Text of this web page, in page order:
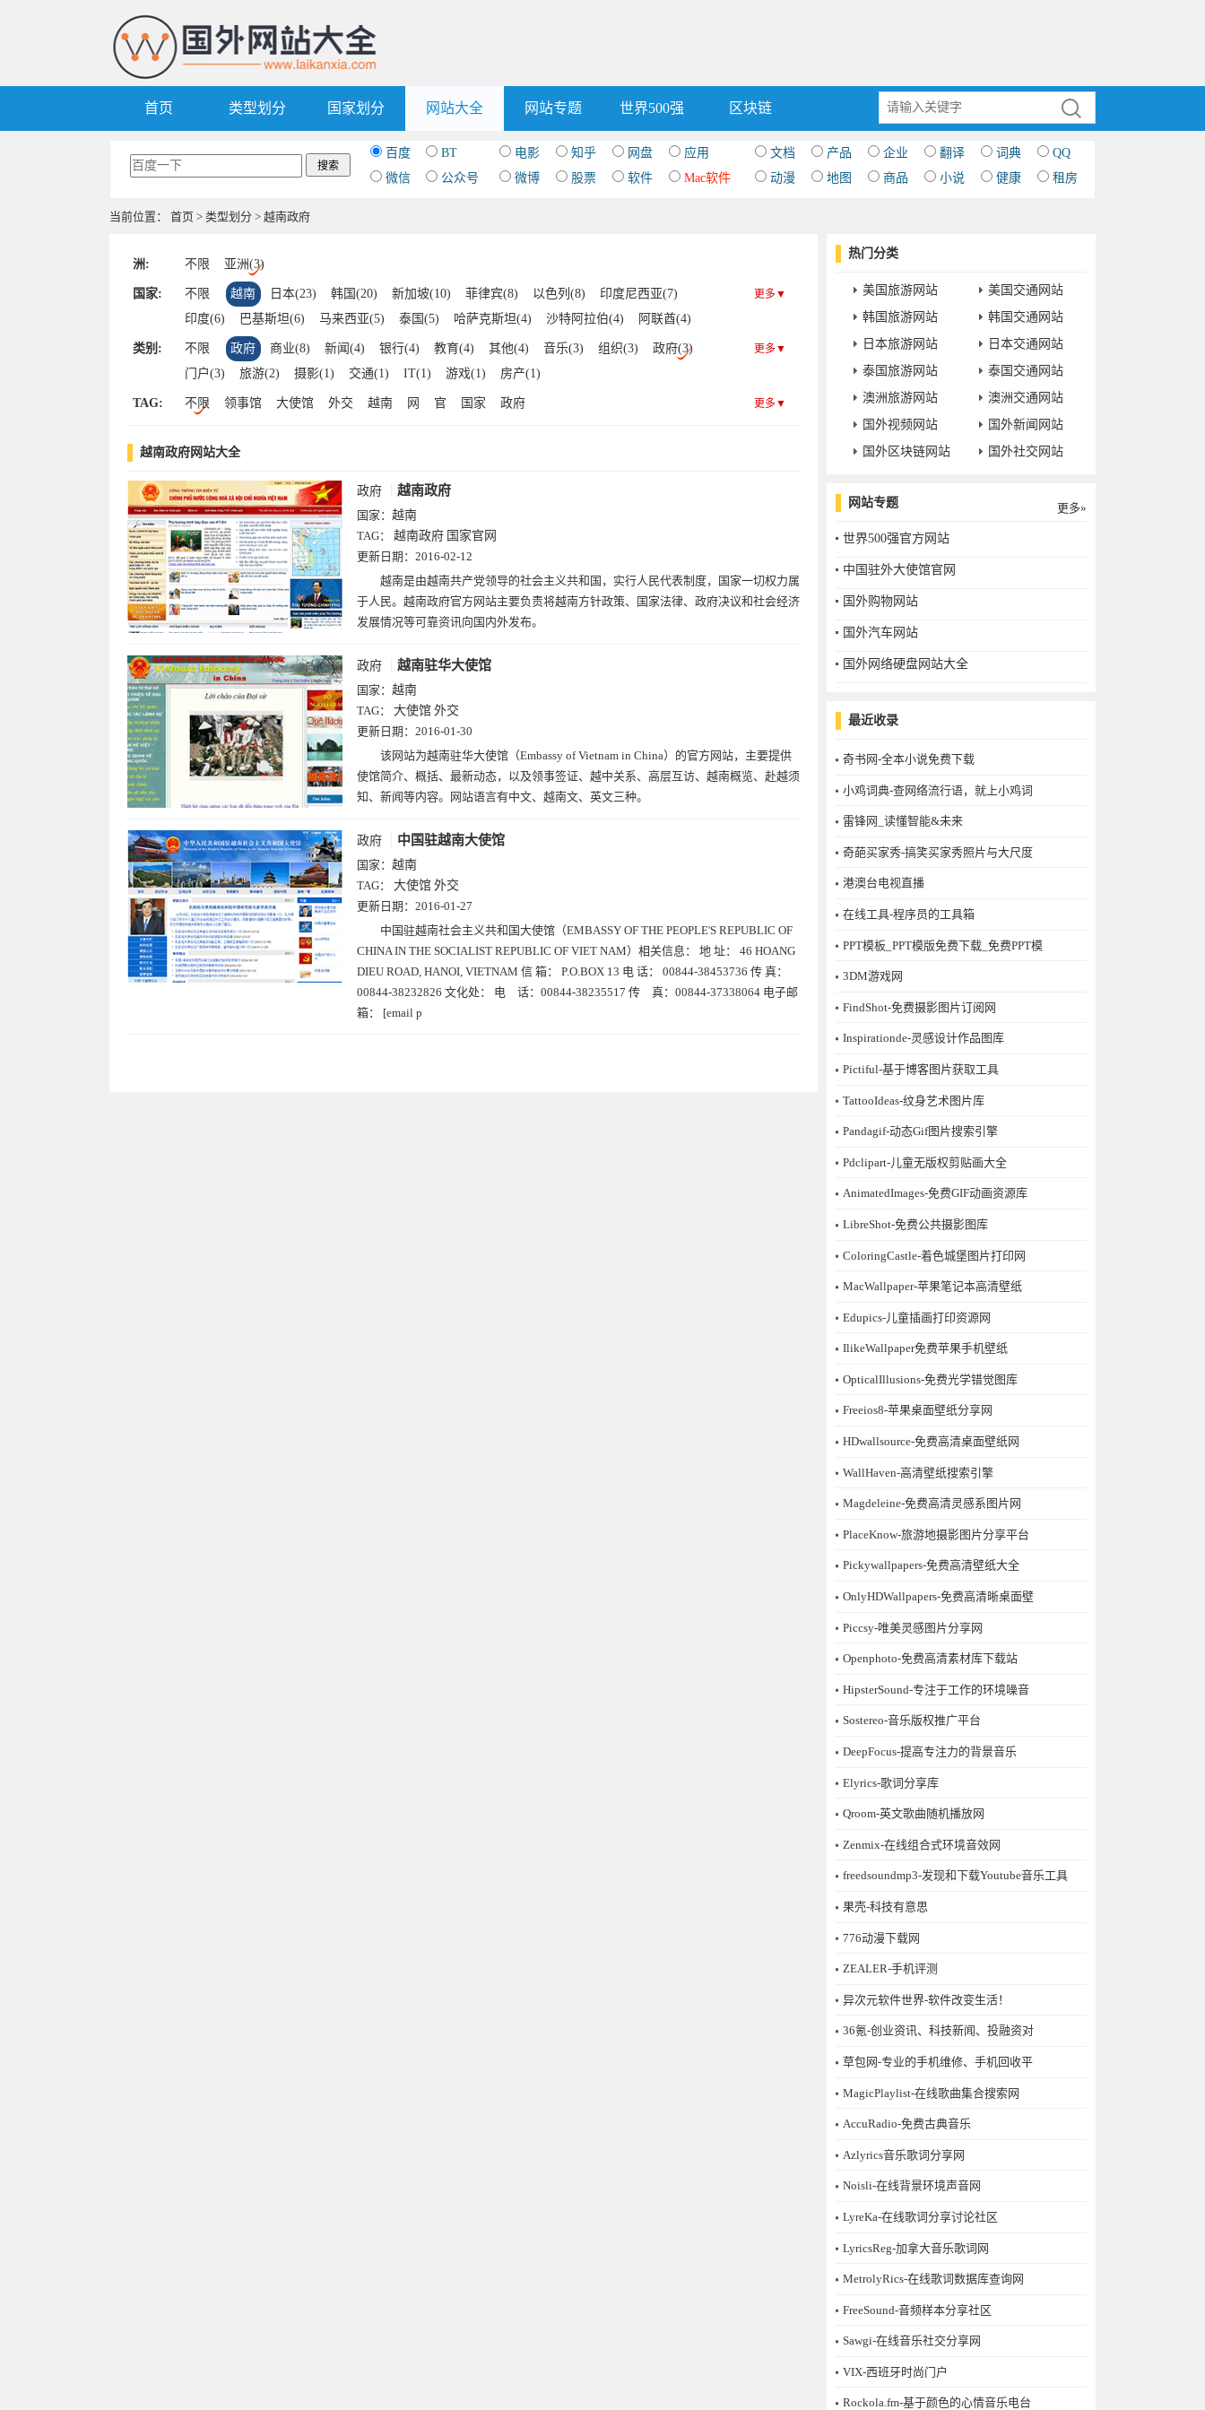
首页 类型划分 国家划分 网站大全 网站专题 世界500强 区块链
百度 BT 电影 知乎 网盘 应用 文档 产品 企业 翻译 词典
QQ
微信
公众号 微博 股票 软件 Mac软件 动漫 地图 商品 小说 健康 租房
当前位置： 首页 > 类型划分 > 越南政府
洲: 不限 亚洲(3)
国家: 不限 越南 日本(23) 韩国(20) 新加坡(10) 菲律宾(8) 以色列(8)
印度尼西亚(7)
印度(6)
巴基斯坦(6) 马来西亚(5) 泰国(5) 哈萨克斯坦(4) 沙特阿拉伯(4)
阿联酋(4)
尼泊尔(4)
斯里兰卡(4) 东帝汶(3) 孟加拉国(3) 吉尔吉斯斯坦(3) 科威特(3)
缅甸(3)
马尔代夫(3)
阿塞拜疆(3) 越南(3) 伊朗(3) 蒙古(3) 乌兹别克斯坦(3)
塔吉克斯坦(3)
约旦(2) 文莱(2) 也门(2) 叙利亚(2) 土库曼斯坦(2)
朝鲜(2)
黎巴嫩(1)
更多▼
类别: 不限 政府 商业(8) 新闻(4) 银行(4) 教育(4) 其他(4) 音乐(3) 组织(3)
政府(3)
门户(3)
旅游(2) 摄影(1) 交通(1) IT(1) 游戏(1) 房产(1)
更多▼
TAG: 不限 领事馆 大使馆 外交 越南 网 官 国家 政府 更多▼
越南政府网站大全
政府 越南政府
国家： 越南
TAG： 越南政府 国家官网
更新日期： 2016-02-12
越南是由越南共产党领导的社会主义共和国，实行人民代表制度，国家一切权力属
于人民。越南政府官方网站主要负责将越南方针政策、国家法律、政府决议和社会经济
发展情况等可靠资讯向国内外发布。
政府 越南驻华大使馆
国家： 越南
TAG： 大使馆 外交
更新日期： 2016-01-30
该网站为越南驻华大使馆（Embassy of Vietnam in China）的官方网站，主要提供
使馆简介、概括、最新动态，以及领事签证、越中关系、高层互访、越南概览、赴越须
知、新闻等内容。网站语言有中文、越南文、英文三种。
政府 中国驻越南大使馆
国家： 越南
TAG： 大使馆 外交
更新日期： 2016-01-27
中国驻越南社会主义共和国大使馆（EMBASSY OF THE PEOPLE'S REPUBLIC OF
CHINA IN THE SOCIALIST REPUBLIC OF VIET NAM）相关信息： 地 址： 46 HOANG
DIEU ROAD, HANOI, VIETNAM 信 箱： P.O.BOX 13 电 话： 00844-38453736 传 真：
00844-38232826 文化处： 电 话：00844-38235517 传 真：00844-37338064 电子邮
箱： [email p
热门分类
美国旅游网站
美国交通网站
韩国旅游网站
韩国交通网站
日本旅游网站
日本交通网站
泰国旅游网站
泰国交通网站
澳洲旅游网站
澳洲交通网站
国外视频网站
国外新闻网站
国外区块链网站
国外社交网站
网站专题 更多»
世界500强官方网站
中国驻外大使馆官网
国外购物网站
国外汽车网站
国外网络硬盘网站大全
最近收录
奇书网-全本小说免费下载
小鸡词典-查网络流行语，就上小鸡词
雷锋网_读懂智能&未来
奇葩买家秀-搞笑买家秀照片与大尺度
港澳台电视直播
在线工具-程序员的工具箱
PPT模板_PPT模版免费下载_免费PPT模
3DM游戏网
FindShot-免费摄影图片订阅网
Inspirationde-灵感设计作品图库
Pictiful-基于博客图片获取工具
TattooIdeas-纹身艺术图片库
Pandagif-动态Gif图片搜索引擎
Pdclipart-儿童无版权剪贴画大全
AnimatedImages-免费GIF动画资源库
LibreShot-免费公共摄影图库
ColoringCastle-着色城堡图片打印网
MacWallpaper-苹果笔记本高清壁纸
Edupics-儿童插画打印资源网
IlikeWallpaper免费苹果手机壁纸
OpticalIllusions-免费光学错觉图库
Freeios8-苹果桌面壁纸分享网
HDwallsource-免费高清桌面壁纸网
WallHaven-高清壁纸搜索引擎
Magdeleine-免费高清灵感系图片网
PlaceKnow-旅游地摄影图片分享平台
Pickywallpapers-免费高清壁纸大全
OnlyHDWallpapers-免费高清晰桌面壁
Piccsy-唯美灵感图片分享网
Openphoto-免费高清素材库下载站
HipsterSound-专注于工作的环境噪音
Sostereo-音乐版权推广平台
DeepFocus-提高专注力的背景音乐
Elyrics-歌词分享库
Qroom-英文歌曲随机播放网
Zenmix-在线组合式环境音效网
freedsoundmp3-发现和下载Youtube音乐工具
果壳-科技有意思
776动漫下载网
ZEALER-手机评测
异次元软件世界-软件改变生活！
36氪-创业资讯、科技新闻、投融资对
草包网-专业的手机维修、手机回收平
MagicPlaylist-在线歌曲集合搜索网
AccuRadio-免费古典音乐
Azlyrics音乐歌词分享网
Noisli-在线背景环境声音网
LyreKa-在线歌词分享讨论社区
LyricsReg-加拿大音乐歌词网
MetrolyRics-在线歌词数据库查询网
FreeSound-音频样本分享社区
Sawgi-在线音乐社交分享网
​VIX-西班牙时尚门户
Rockola.fm-基于颜色的心情音乐电台